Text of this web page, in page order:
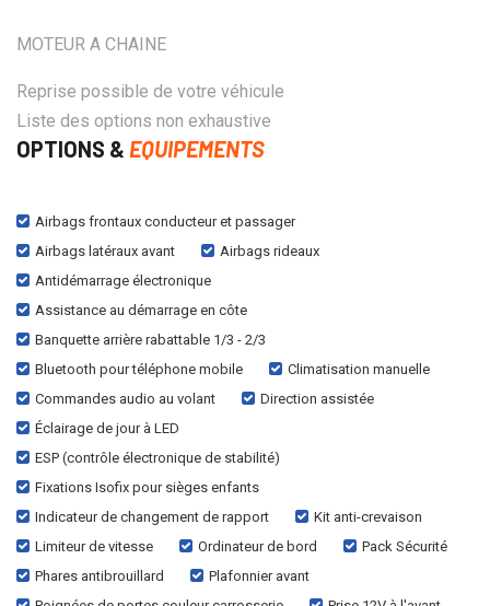
MOTEUR A CHAINE
Reprise possible de votre véhicule
Liste des options non exhaustive
OPTIONS & EQUIPEMENTS
Airbags frontaux conducteur et passager
Airbags latéraux avant
Airbags rideaux
Antidémarrage électronique
Assistance au démarrage en côte
Banquette arrière rabattable 1/3 - 2/3
Bluetooth pour téléphone mobile
Climatisation manuelle
Commandes audio au volant
Direction assistée
Éclairage de jour à LED
ESP (contrôle électronique de stabilité)
Fixations Isofix pour sièges enfants
Indicateur de changement de rapport
Kit anti-crevaison
Limiteur de vitesse
Ordinateur de bord
Pack Sécurité
Phares antibrouillard
Plafonnier avant